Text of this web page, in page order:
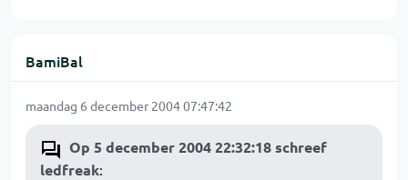
BamiBal
maandag 6 december 2004 07:47:42
Op 5 december 2004 22:32:18 schreef
ledfreak: